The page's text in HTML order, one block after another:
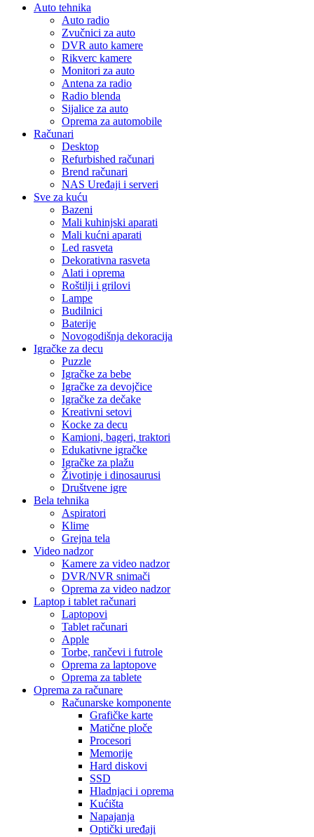
Auto tehnika
Auto radio
Zvučnici za auto
DVR auto kamere
Rikverc kamere
Monitori za auto
Antena za radio
Radio blenda
Sijalice za auto
Oprema za automobile
Računari
Desktop
Refurbished računari
Brend računari
NAS Uređaji i serveri
Sve za kuću
Bazeni
Mali kuhinjski aparati
Mali kućni aparati
Led rasveta
Dekorativna rasveta
Alati i oprema
Roštilji i grilovi
Lampe
Budilnici
Baterije
Novogodišnja dekoracija
Igračke za decu
Puzzle
Igračke za bebe
Igračke za devojčice
Igračke za dečake
Kreativni setovi
Kocke za decu
Kamioni, bageri, traktori
Edukativne igračke
Igračke za plažu
Životinje i dinosaurusi
Društvene igre
Bela tehnika
Aspiratori
Klime
Grejna tela
Video nadzor
Kamere za video nadzor
DVR/NVR snimači
Oprema za video nadzor
Laptop i tablet računari
Laptopovi
Tablet računari
Apple
Torbe, rančevi i futrole
Oprema za laptopove
Oprema za tablete
Oprema za računare
Računarske komponente
Grafičke karte
Matične ploče
Procesori
Memorije
Hard diskovi
SSD
Hladnjaci i oprema
Kućišta
Napajanja
Optički uređaji